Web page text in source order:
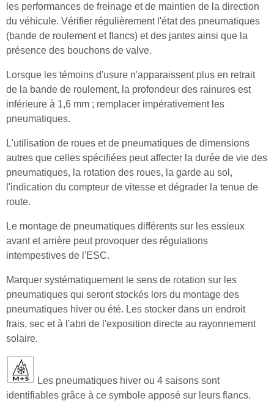
les performances de freinage et de maintien de la direction
du véhicule. Vérifier régulièrement l'état des pneumatiques
(bande de roulement et flancs) et des jantes ainsi que la
présence des bouchons de valve.
Lorsque les témoins d'usure n'apparaissent plus en retrait
de la bande de roulement, la profondeur des rainures est
inférieure à 1,6 mm ; remplacer impérativement les
pneumatiques.
L'utilisation de roues et de pneumatiques de dimensions
autres que celles spécifiées peut affecter la durée de vie des
pneumatiques, la rotation des roues, la garde au sol,
l'indication du compteur de vitesse et dégrader la tenue de
route.
Le montage de pneumatiques différents sur les essieux
avant et arrière peut provoquer des régulations
intempestives de l'ESC.
Marquer systématiquement le sens de rotation sur les
pneumatiques qui seront stockés lors du montage des
pneumatiques hiver ou été. Les stocker dans un endroit
frais, sec et à l'abri de l'exposition directe au rayonnement
solaire.
Les pneumatiques hiver ou 4 saisons sont
identifiables grâce à ce symbole apposé sur leurs flancs.